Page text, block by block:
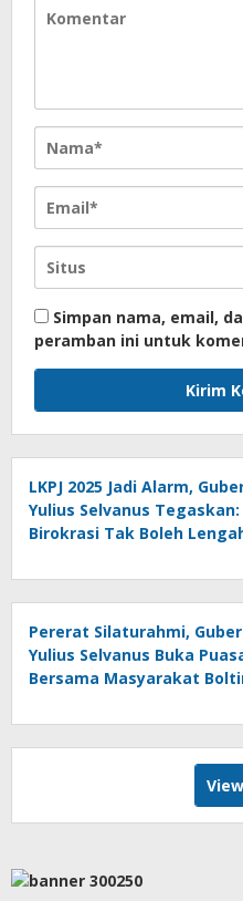
Simpan nama, email,
peramban ini untuk
LKPJ 2025 Jadi Alarm,
Yulius Selvanus Tegaskan:
Birokrasi Tak Boleh
Pererat Silaturahmi,
Yulius Selvanus Buka
Bersama Masyarakat